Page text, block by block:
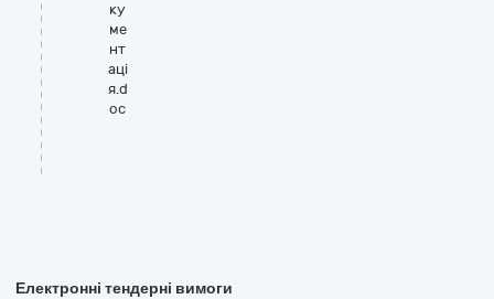
ку
ме
нт
аці
я.d
oc
Електронні тендерні вимоги